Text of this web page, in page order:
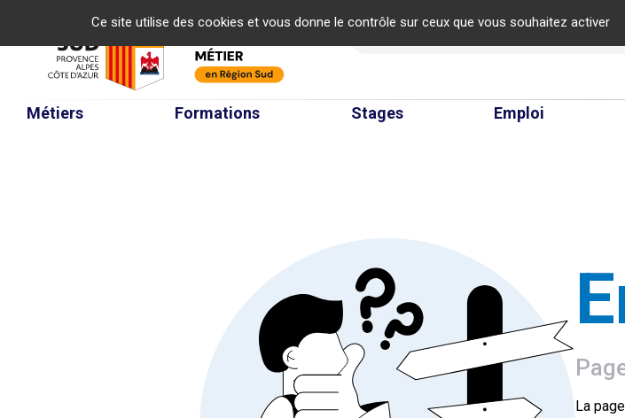
Ce site utilise des cookies et vous donne le contrôle sur ceux que vous souhaitez activer
Métiers Formations Stages Emploi
La